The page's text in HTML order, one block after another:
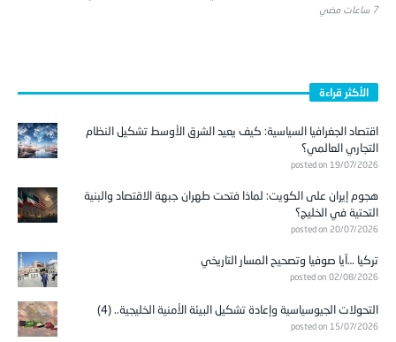
7 ساعات ‎مضي
الأكثر قراءة
اقتصاد الجغرافيا السياسية: كيف يعيد الشرق الأوسط تشكيل النظام
التجاري العالمي؟
posted on 19/07/2026
هجوم إيران على الكويت: لماذا فتحت طهران جبهة الاقتصاد والبنية
التحتية في الخليج؟
posted on 20/07/2026
تركيا …آيا صوفيا وتصحيح المسار التاريخي
posted on 02/08/2026
التحولات الجيوسياسية وإعادة تشكيل البيئة الأمنية الخليجية.. (4)
posted on 15/07/2026